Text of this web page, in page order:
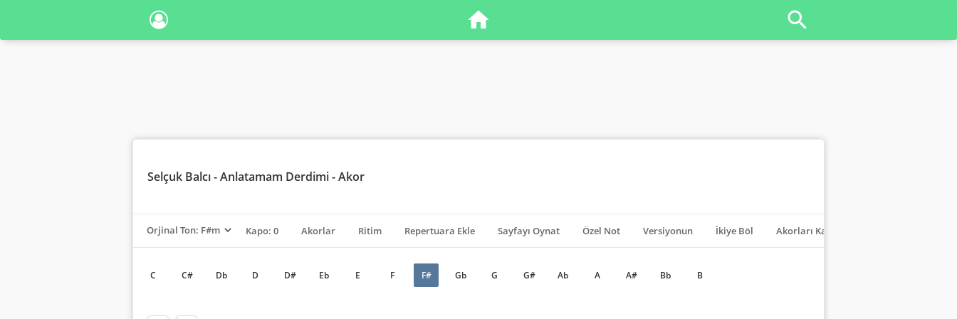
Selçuk Balcı- Anlatamam Derdimi - Akor
Kapo: 0 Akorlar Ritim Repertuara Ekle Sayfayı Oynat Özel Not Versiyonun İkiye Böl Akorları Kapat
C C# Db D D# Eb E F F# Gb G G# Ab A A# Bb B